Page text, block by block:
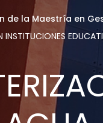
de la Maestría en